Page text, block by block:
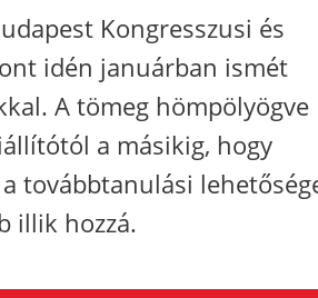
Kongresszusi és
idén januárban ismét
A tömeg hömpölyögve
a másikig, hogy
továbbtanulási
illik hozzá.